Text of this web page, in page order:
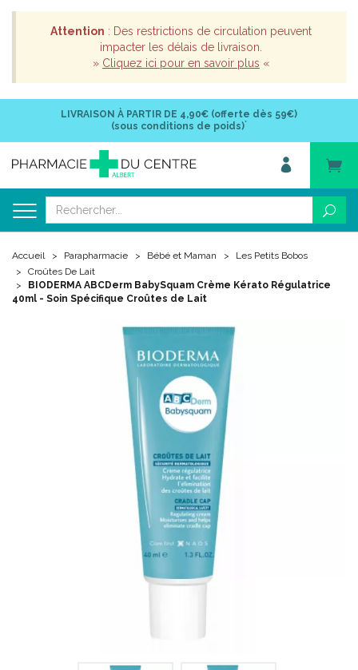
Attention : Des restrictions de circulation peuvent
impacter les délais de livraison.
» Cliquez ici pour en savoir plus «
LIVRAISON À PARTIR DE 4,90€ (offerte dès 59€)
(sous conditions de poids)*
Accueil Parapharmacie Bébé et Maman
Les Petits Bobos
Croûtes De Lait
BIODERMA ABCDerm BabySquam Crème Kérato Régulatrice
40ml - Soin Spécifique Croûtes de Lait